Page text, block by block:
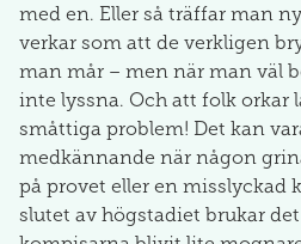
med en. Eller så träffar man
verkar som att de verkligen
man mår – men när man väl
inte lyssna. Och att folk orkar
småttiga problem! Det kan
medkännande när någon
på provet eller en misslyckad
slutet av högstadiet brukar